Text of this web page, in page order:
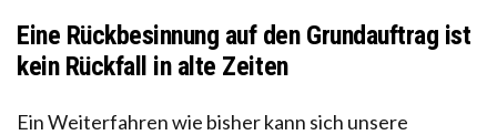
Eine Rückbesinnung auf den Grundauftrag ist
kein Rückfall in alte Zeiten
Ein Weiterfahren wie bisher kann sich unsere